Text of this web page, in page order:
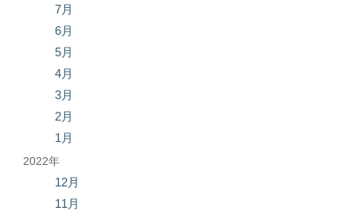
7月
6月
5月
4月
3月
2月
1月
2022年
12月
11月